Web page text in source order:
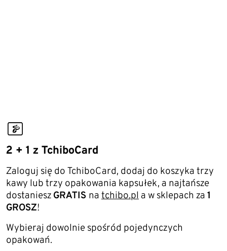
tchibocard_02
2 + 1 z TchiboCard
Zaloguj się do TchiboCard, dodaj do koszyka trzy
kawy lub trzy opakowania kapsułek, a najtańsze
dostaniesz GRATIS na tchibo.pl a w sklepach za 1
GROSZ!
Wybieraj dowolnie spośród pojedynczych
opakowań.